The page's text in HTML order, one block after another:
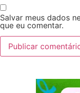
Salvar meus dados
que eu comentar.